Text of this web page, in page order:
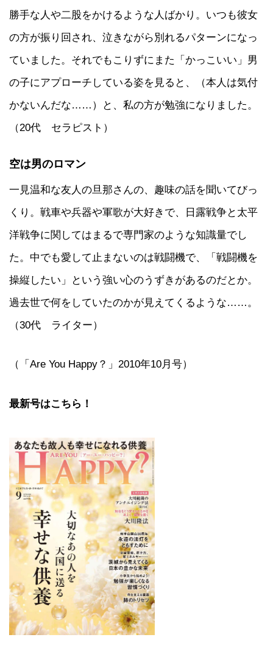
勝手な人や二股をかけるような人ばかり。いつも彼女
の方が振り回され、泣きながら別れるパターンになっ
ていました。それでもこりずにまた「かっこいい」男
の子にアプローチしている姿を見ると、（本人は気付
かないんだな……）と、私の方が勉強になりました。
（20代 セラピスト）
空は男のロマン
一見温和な友人の旦那さんの、趣味の話を聞いてびっ
くり。戦車や兵器や軍歌が大好きで、日露戦争と太平
洋戦争に関してはまるで専門家のような知識量でし
た。中でも愛して止まないのは戦闘機で、「戦闘機を
操縦したい」という強い心のうずきがあるのだとか。
過去世で何をしていたのかが見えてくるような……。
（30代 ライター）
（「Are You Happy？」2010年10月号）
最新号はこちら！